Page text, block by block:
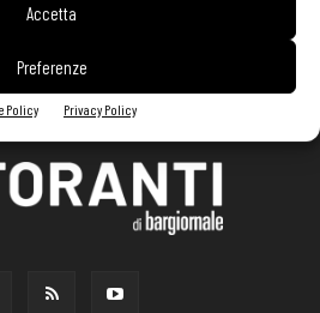
Accetta
Preferenze
Policy Privacy Policy